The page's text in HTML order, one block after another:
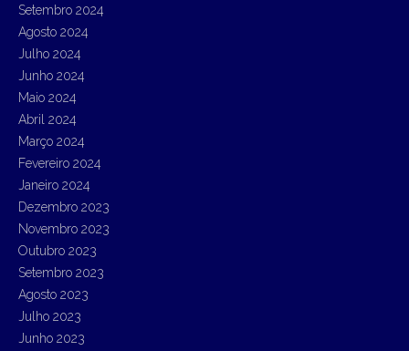
Setembro 2024
Agosto 2024
Julho 2024
Junho 2024
Maio 2024
Abril 2024
Março 2024
Fevereiro 2024
Janeiro 2024
Dezembro 2023
Novembro 2023
Outubro 2023
Setembro 2023
Agosto 2023
Julho 2023
Junho 2023